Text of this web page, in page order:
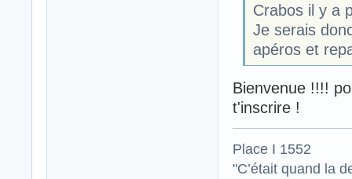
Crabos il y a
Je serais
apéros et
Bienvenue !!!!
t'inscrire !
Place I 1552
"C’était quand la